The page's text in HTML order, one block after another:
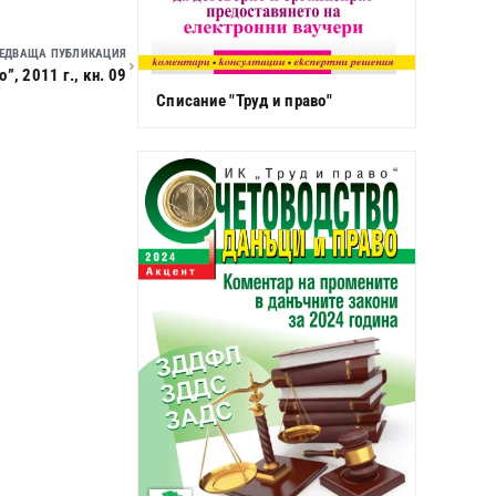
ПУБЛИКАЦИЯ
2011 г., кн. 09
Списание "Труд и право"